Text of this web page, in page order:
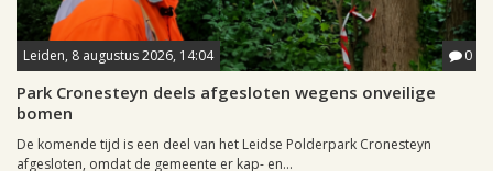
Leiden, 8 augustus 2026, 14:04 0
Park Cronesteyn deels afgesloten wegens onveilige
bomen
De komende tijd is een deel van het Leidse Polderpark Cronesteyn
afgesloten, omdat de gemeente er kap- en...